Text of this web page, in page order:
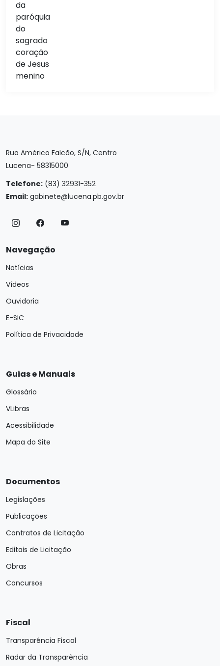
Rua Américo Falcão, S/N, Centro
Lucena- 58315000
Telefone: (83) 32931-352
Email: gabinete@lucena.pb.gov.br
Navegação
Notícias
Vídeos
Ouvidoria
E-SIC
Política de Privacidade
Guias e Manuais
Glossário
VLibras
Acessibilidade
Mapa do Site
Documentos
Legislações
Publicações
Contratos de Licitação
Editais de Licitação
Obras
Concursos
Fiscal
Transparência Fiscal
Radar da Transparência